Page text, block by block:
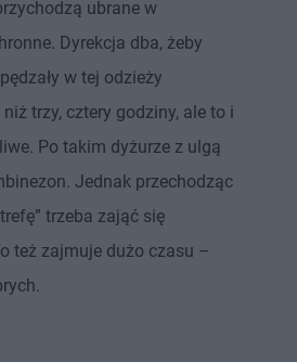
ubrane w
Dyrekcja dba, żeby
w tej odzieży
trzy, cztery godziny, ale to i
Po takim dyżurze z ulgą
Jednak przechodząc
trzeba zająć się
też zajmuje dużo czasu –